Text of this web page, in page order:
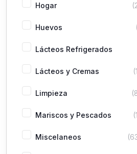
Hogar
Huevos
Lácteos Refrigerados
Lácteos y Cremas
Limpieza
Mariscos y Pescados
Miscelaneos